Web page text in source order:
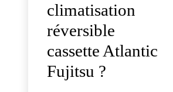
climatisation
réversible
cassette Atlantic
Fujitsu ?